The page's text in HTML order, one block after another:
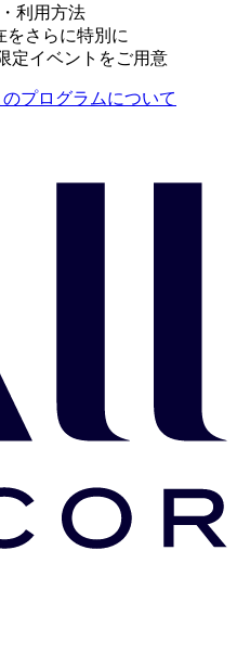
利用方法
をさらに特別に
定イベントをご用意
のプログラムについて